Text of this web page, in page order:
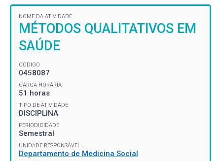
NOME DA ATIVIDADE
MÉTODOS QUALITATIVOS EM
SAÚDE
CÓDIGO
0458087
CARGA HORÁRIA
51 horas
TIPO DE ATIVIDADE
DISCIPLINA
PERIODICIDADE
Semestral
UNIDADE RESPONSÁVEL
Departamento de Medicina Social